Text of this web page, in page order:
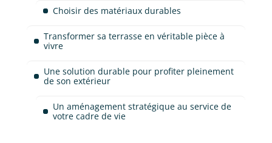
Choisir des matériaux durables
Transformer sa terrasse en véritable pièce à
vivre
Une solution durable pour profiter pleinement
de son extérieur
Un aménagement stratégique au service de
votre cadre de vie